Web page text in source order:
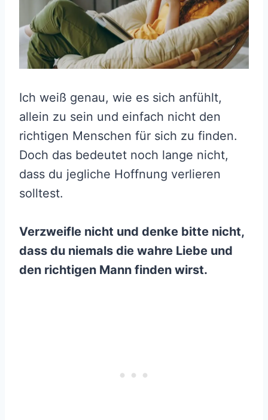
Ich weiß genau, wie es sich anfühlt,
allein zu sein und einfach nicht den
richtigen Menschen für sich zu finden.
Doch das bedeutet noch lange nicht,
dass du jegliche Hoffnung verlieren
solltest.
Verzweifle nicht und denke bitte nicht,
dass du niemals die wahre Liebe und
den richtigen Mann finden wirst.